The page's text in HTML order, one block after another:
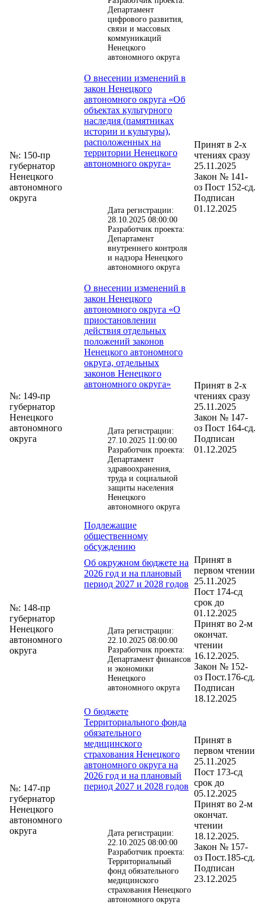
Департамент
цифрового развития,
связи и массовых
коммуникаций
Ненецкого
автономного округа
№: 150-пр
губернатор
Ненецкого
автономного
округа
О внесении изменений в
закон Ненецкого
автономного округа «Об
объектах культурного
наследия (памятниках
истории и культуры),
расположенных на
территории Ненецкого
автономного округа»
Дата регистрации:
28.10.2025 08:00:00
Разработчик проекта:
Департамент
внутреннего контроля
и надзора Ненецкого
автономного округа
Принят в 2-х
чтениях сразу
25.11.2025
Закон № 141-
оз Пост 152-сд.
Подписан
01.12.2025
№: 149-пр
губернатор
Ненецкого
автономного
округа
О внесении изменений в
закон Ненецкого
автономного округа «О
приостановлении
действия отдельных
положений законов
Ненецкого автономного
округа, отдельных
законов Ненецкого
автономного округа»
Дата регистрации:
27.10.2025 11:00:00
Разработчик проекта:
Департамент
здравоохранения,
труда и социальной
защиты населения
Ненецкого
автономного округа
Подлежащие
общественному
обсуждению
Принят в 2-х
чтениях сразу
25.11.2025
Закон № 147-
оз Пост 164-сд.
Подписан
01.12.2025
№: 148-пр
губернатор
Ненецкого
автономного
округа
Об окружном бюджете на
2026 год и на плановый
период 2027 и 2028 годов
Дата регистрации:
22.10.2025 08:00:00
Разработчик проекта:
Департамент финансов
и экономики
Ненецкого
автономного округа
Принят в
первом чтении
25.11.2025
Пост 174-сд
срок до
01.12.2025
Принят во 2-м
окончат.
чтении
16.12.2025.
Закон № 152-
оз Пост.176-сд.
Подписан
18.12.2025
№: 147-пр
губернатор
Ненецкого
автономного
округа
О бюджете
Территориального фонда
обязательного
медицинского
страхования Ненецкого
автономного округа на
2026 год и на плановый
период 2027 и 2028 годов
Дата регистрации:
22.10.2025 08:00:00
Разработчик проекта:
Территориальный
фонд обязательного
медицинского
страхования Ненецкого
автономного округа
Принят в
первом чтении
25.11.2025
Пост 173-сд
срок до
05.12.2025
Принят во 2-м
окончат.
чтении
18.12.2025.
Закон № 157-
оз Пост.185-сд.
Подписан
23.12.2025